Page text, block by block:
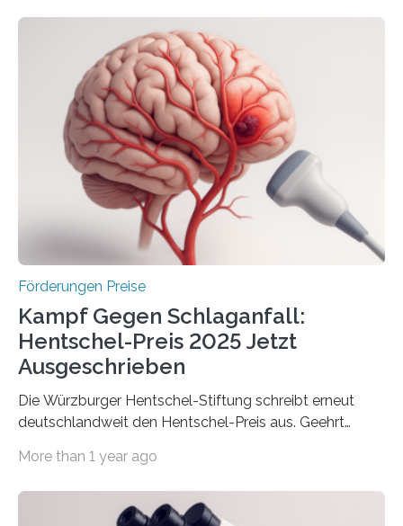
Woche vom Haushaltsausschuss freigegeben – unter
anderem zur Unterstützung der
Industrieforschungsprogramme Industrielle
Gemeinschaftsforschung (IGF), Zentrales
Innovationsprogramm Mittelstand (ZIM) und
Innovationskompetenz INNO-KOM. Auf dem
Innovationstag Mittelstand 2025 am 5. Juni 2025 in
Berlin überbrachte das Bundesministerium für
Wirtschaft und Energie eine gute Nachricht:
Überplanmäßige Verpflichtungsermächtigungen in
Förderungen Preise
Kampf Gegen Schlaganfall:
Hentschel-Preis 2025 Jetzt
Ausgeschrieben
Die Würzburger Hentschel-Stiftung schreibt erneut
deutschlandweit den Hentschel-Preis aus. Geehrt
hochrangige wissenschaftliche Publikation zum Thema
Schlaganfall“ mit Sitz in Würzburg fördert die
More than 1 year ago